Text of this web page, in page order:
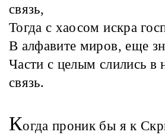
связь,
Тогда с хаосом искра
В алфавите миров, еще
Части с целым слились в
связь.
Когда проник бы я к